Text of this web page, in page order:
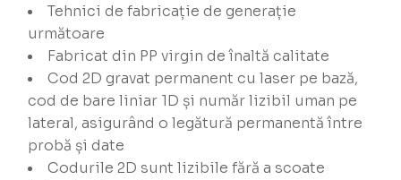
Tehnici de fabricație de generație
următoare
Fabricat din PP virgin de înaltă calitate
Cod 2D gravat permanent cu laser pe bază,
cod de bare liniar 1D și număr lizibil uman pe
lateral, asigurând o legătură permanentă între
probă și date
Codurile 2D sunt lizibile fără a scoate